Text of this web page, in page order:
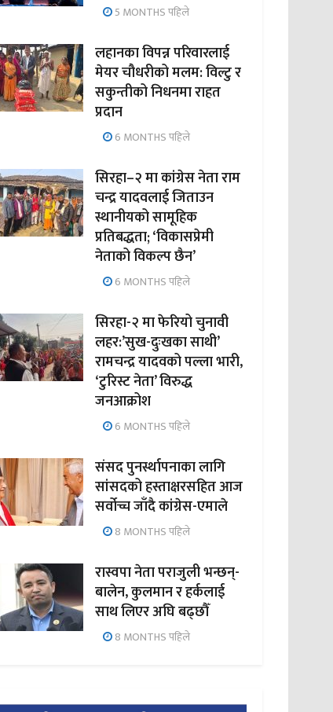
5 MONTHS पहिले
लहानका विपन्न परिवारलाई
मेयर चौधरीको मलम: विल्टु र
सकुन्तीको निधनमा राहत
प्रदान
6 MONTHS पहिले
सिरहा–२ मा कांग्रेस नेता राम
चन्द्र यादवलाई जिताउन
स्थानीयको सामूहिक
प्रतिबद्धता; ‘विकासप्रेमी
नेताको विकल्प छैन’
6 MONTHS पहिले
सिरहा-२ मा फेरियो चुनावी
लहर:’सुख-दुःखका साथी’
रामचन्द्र यादवको पल्ला भारी,
‘टुरिस्ट नेता’ विरुद्ध
जनआक्रोश
6 MONTHS पहिले
संसद पुनर्स्थापनाका लागि
सांसदको हस्ताक्षरसहित आज
सर्वोच्च जाँदै कांग्रेस-एमाले
8 MONTHS पहिले
रास्वपा नेता पराजुली भन्छन्-
बालेन, कुलमान र हर्कलाई
साथ लिएर अघि बढ्छौँ
8 MONTHS पहिले